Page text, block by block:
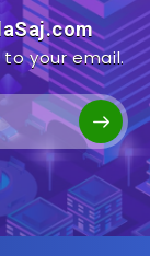
your email.